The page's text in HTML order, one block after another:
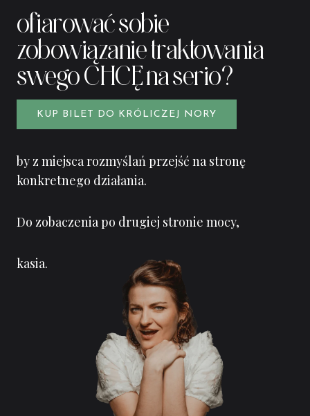
ofiarować sobie
zobowiązanie traktowania
swego CHCĘ na serio?
KUP BILET DO KRÓLICZEJ NORY
by z miejsca rozmyślań przejść na stronę
konkretnego działania.
Do zobaczenia po drugiej stronie mocy,
kasia.